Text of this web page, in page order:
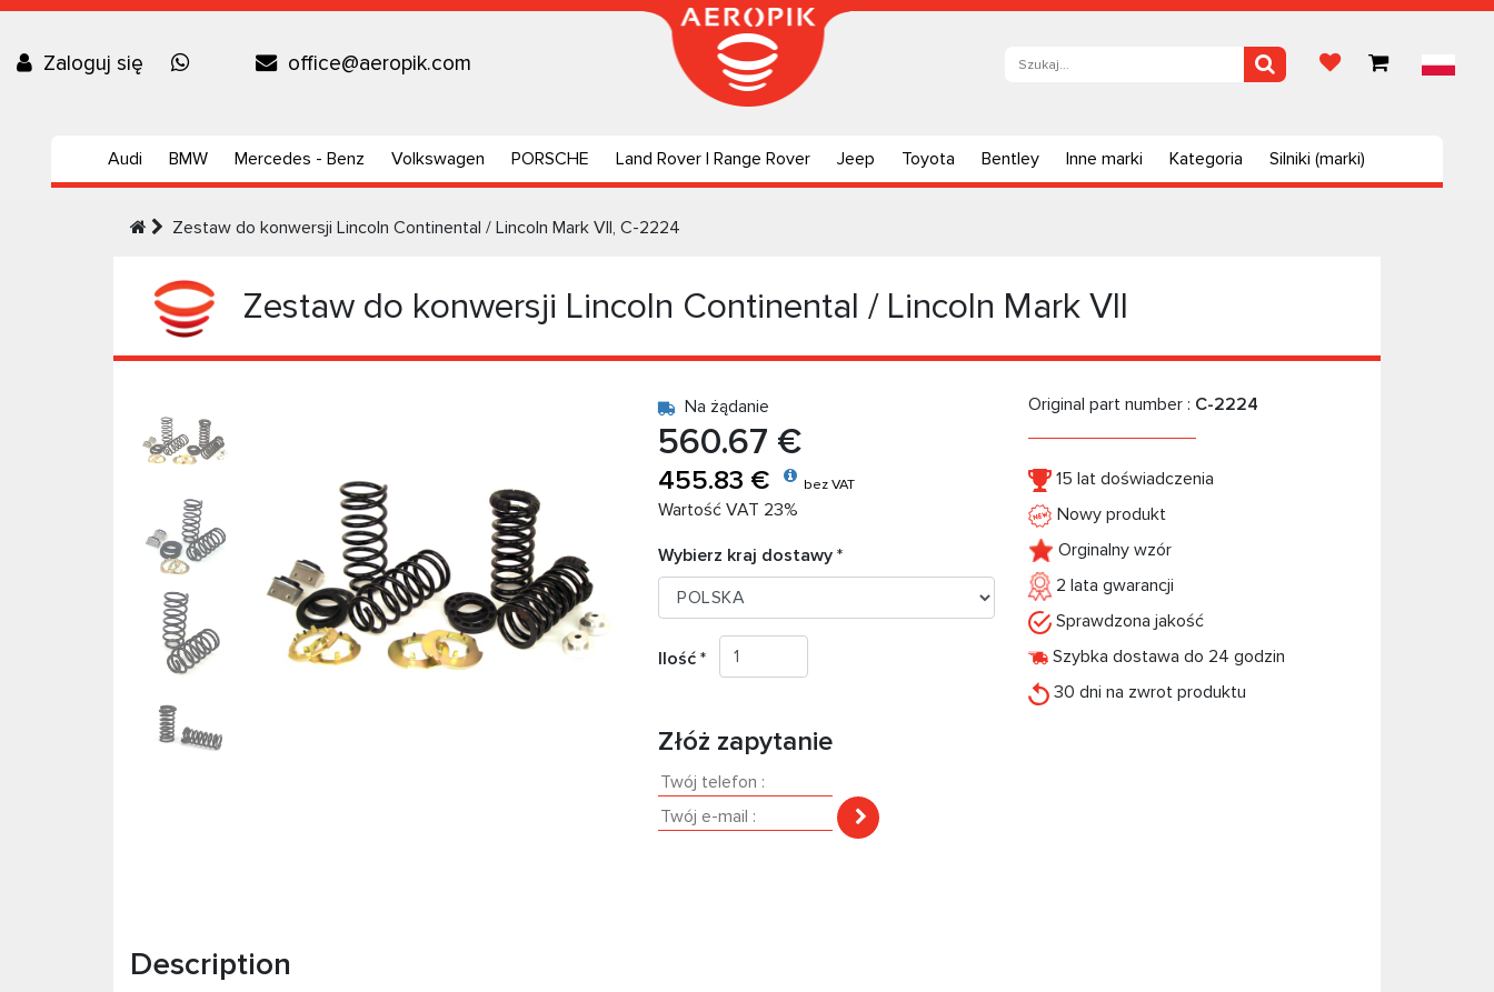
Zaloguj się office@aeropik.com
Audi BMW Mercedes - Benz Volkswagen PORSCHE Land Rover | Range Rover Jeep Toyota Bentley Inne marki Kategoria Silniki (marki)
Zestaw do konwersji Lincoln Continental / Lincoln Mark VII, C-2224
Zestaw do konwersji Lincoln Continental / Lincoln Mark VII
Na żądanie
560.67 €
455.83 € bez VAT
Wartość VAT 23%
Wybierz kraj dostawy *
Ilość *
Złóż zapytanie
Original part number : C-2224
15 lat doświadczenia
Nowy produkt
Orginalny wzór
2 lata gwarancji
Sprawdzona jakość
Szybka dostawa do 24 godzin
30 dni na zwrot produktu
Description